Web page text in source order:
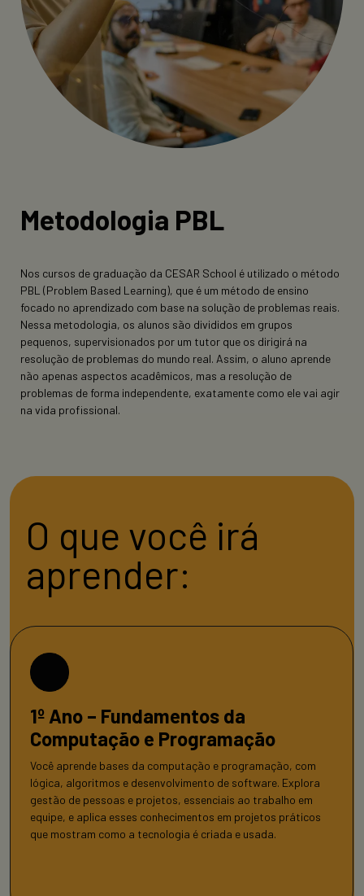
Metodologia PBL
Nos cursos de graduação da CESAR School é utilizado o método
PBL (Problem Based Learning), que é um método de ensino
focado no aprendizado com base na solução de problemas reais.
Nessa metodologia, os alunos são divididos em grupos
pequenos, supervisionados por um tutor que os dirigirá na
resolução de problemas do mundo real. Assim, o aluno aprende
não apenas aspectos acadêmicos, mas a resolução de
problemas de forma independente, exatamente como ele vai agir
na vida profissional.
O que você irá
aprender:
1º Ano – Fundamentos da
Computação e Programação
Você aprende bases da computação e programação, com
lógica, algoritmos e desenvolvimento de software. Explora
gestão de pessoas e projetos, essenciais ao trabalho em
equipe, e aplica esses conhecimentos em projetos práticos
que mostram como a tecnologia é criada e usada.